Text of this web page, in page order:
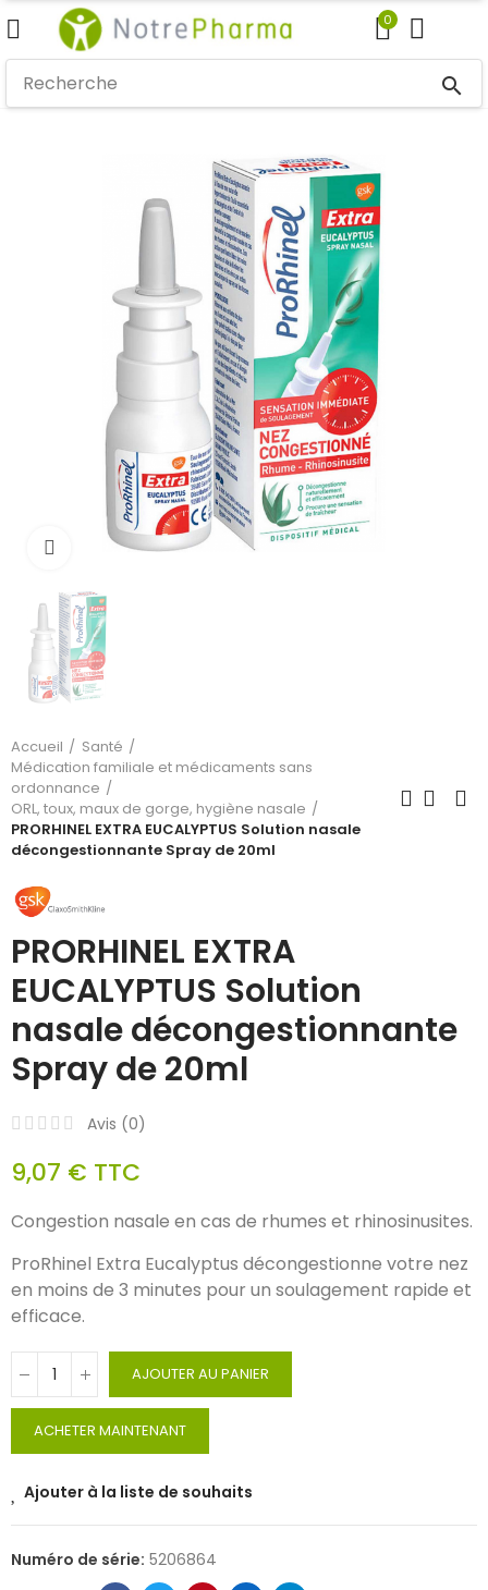
0
search
Cliquez pour agrandir
Accueil
Santé
Médication familiale et médicaments sans
ordonnance
ORL, toux, maux de gorge, hygiène nasale
PRORHINEL EXTRA EUCALYPTUS Solution nasale
décongestionnante Spray de 20ml
PRORHINEL EXTRA
EUCALYPTUS Solution
nasale décongestionnante
Spray de 20ml
Avis (0)
9,07 € TTC
Congestion nasale en cas de rhumes et rhinosinusites.
ProRhinel Extra Eucalyptus décongestionne votre nez
en moins de 3 minutes pour un soulagement rapide et
efficace.
AJOUTER AU PANIER
ACHETER MAINTENANT
Ajouter à la liste de souhaits
Numéro de série: 5206864